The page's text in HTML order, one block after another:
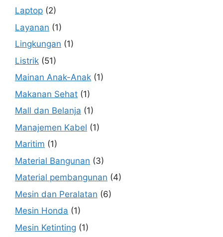
Laptop (2)
Layanan (1)
Lingkungan (1)
Listrik (51)
Mainan Anak-Anak (1)
Makanan Sehat (1)
Mall dan Belanja (1)
Manajemen Kabel (1)
Maritim (1)
Material Bangunan (3)
Material pembangunan (4)
Mesin dan Peralatan (6)
Mesin Honda (1)
Mesin Ketinting (1)